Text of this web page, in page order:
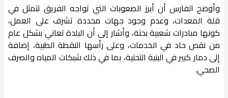
وأوضح الفارس أن أبرز الصعوبات التي تواجه الفريق تتمثل في
قلة المعدات، وعدم وجود جهات محددة تشرف على العمل،
كونها مبادرات شعبية بحتة، وأشار إلى أن البلدة تعاني بشكل عام
من نقص حاد في الخدمات، وعلى رأسها النقطة الطبية، إضافة
إلى دمار كبير في البنية التحتية، بما في ذلك شبكات المياه والصرف
الصحي.